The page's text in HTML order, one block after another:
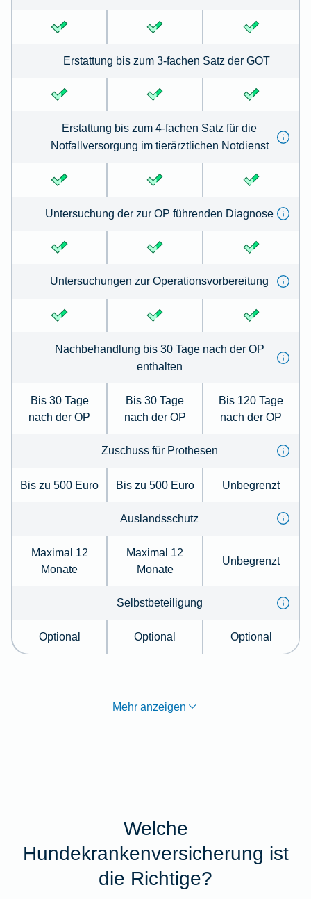
Erstattung bis zum 3-fachen Satz der GOT
Erstattung bis zum 4-fachen Satz für die
Notfallversorgung im tierärztlichen Notdienst
Untersuchung der zur OP führenden Diagnose
Untersuchungen zur Operationsvorbereitung
Nachbehandlung bis 30 Tage nach der OP
enthalten
Bis 30 Tage
nach der OP
Bis 30 Tage
nach der OP
Bis 120 Tage
nach der OP
Zuschuss für Prothesen
Bis zu 500 Euro Bis zu 500 Euro Unbegrenzt
Auslandsschutz
Maximal 12
Monate
Maximal 12
Monate
Unbegrenzt
Selbstbeteiligung
Optional Optional Optional
Mehr anzeigen
Welche
Hundekrankenversicherung ist
die Richtige?